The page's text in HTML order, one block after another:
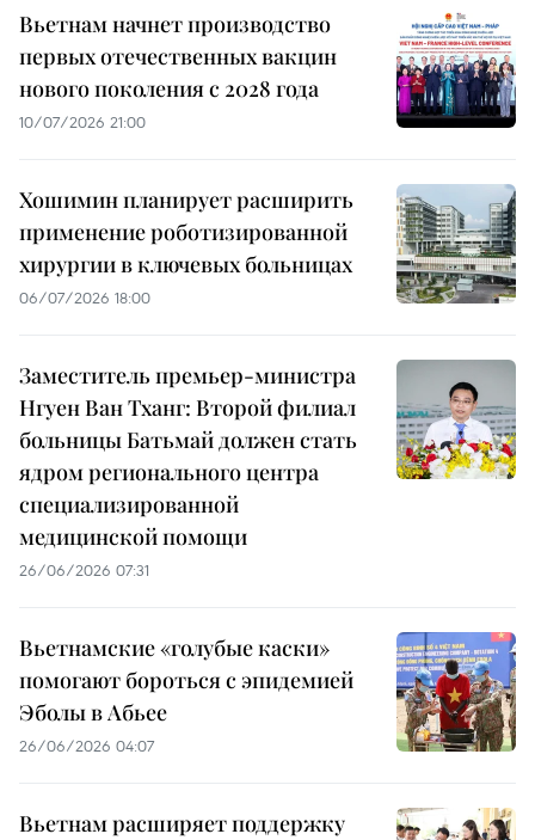
Вьетнам начнет производство
первых отечественных вакцин
нового поколения с 2028 года
10/07/2026 21:00
Хошимин планирует расширить
применение роботизированной
хирургии в ключевых больницах
06/07/2026 18:00
Заместитель премьер-министра
Нгуен Ван Тханг: Второй филиал
больницы Батьмай должен стать
ядром регионального центра
специализированной
медицинской помощи
26/06/2026 07:31
Вьетнамские «голубые каски»
помогают бороться с эпидемией
Эболы в Абьее
26/06/2026 04:07
Вьетнам расширяет поддержку